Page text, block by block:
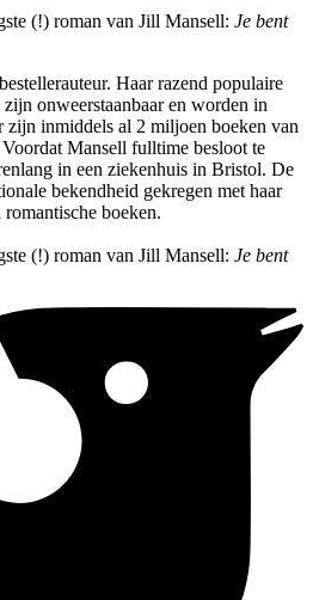
(!) roman van Jill Mansell: Je bent
Haar razend populaire
onweerstaanbaar en worden in
zijn inmiddels al 2 miljoen boeken van
Mansell fulltime besloot te
in een ziekenhuis in Bristol. De
bekendheid gekregen met haar
boeken.
(!) roman van Jill Mansell: Je bent